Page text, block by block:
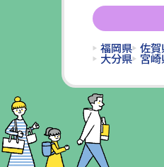
福岡県 佐賀
大分県 宮